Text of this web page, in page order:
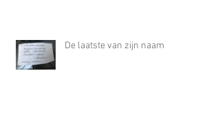
De laatste van zijn naam